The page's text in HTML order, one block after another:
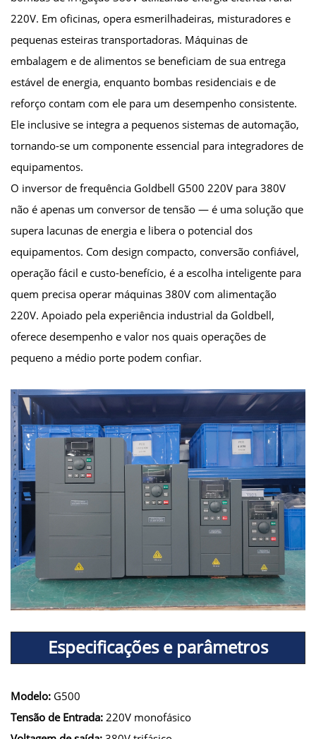
220V. Em oficinas, opera esmerilhadeiras, misturadores e
pequenas esteiras transportadoras. Máquinas de
embalagem e de alimentos se beneficiam de sua entrega
estável de energia, enquanto bombas residenciais e de
reforço contam com ele para um desempenho consistente.
Ele inclusive se integra a pequenos sistemas de automação,
tornando-se um componente essencial para integradores de
equipamentos.
O inversor de frequência Goldbell G500 220V para 380V
não é apenas um conversor de tensão — é uma solução que
supera lacunas de energia e libera o potencial dos
equipamentos. Com design compacto, conversão confiável,
operação fácil e custo-benefício, é a escolha inteligente para
quem precisa operar máquinas 380V com alimentação
220V. Apoiado pela experiência industrial da Goldbell,
oferece desempenho e valor nos quais operações de
pequeno a médio porte podem confiar.
Especificações e parâmetros
Modelo: G500
Tensão de Entrada: 220V monofásico